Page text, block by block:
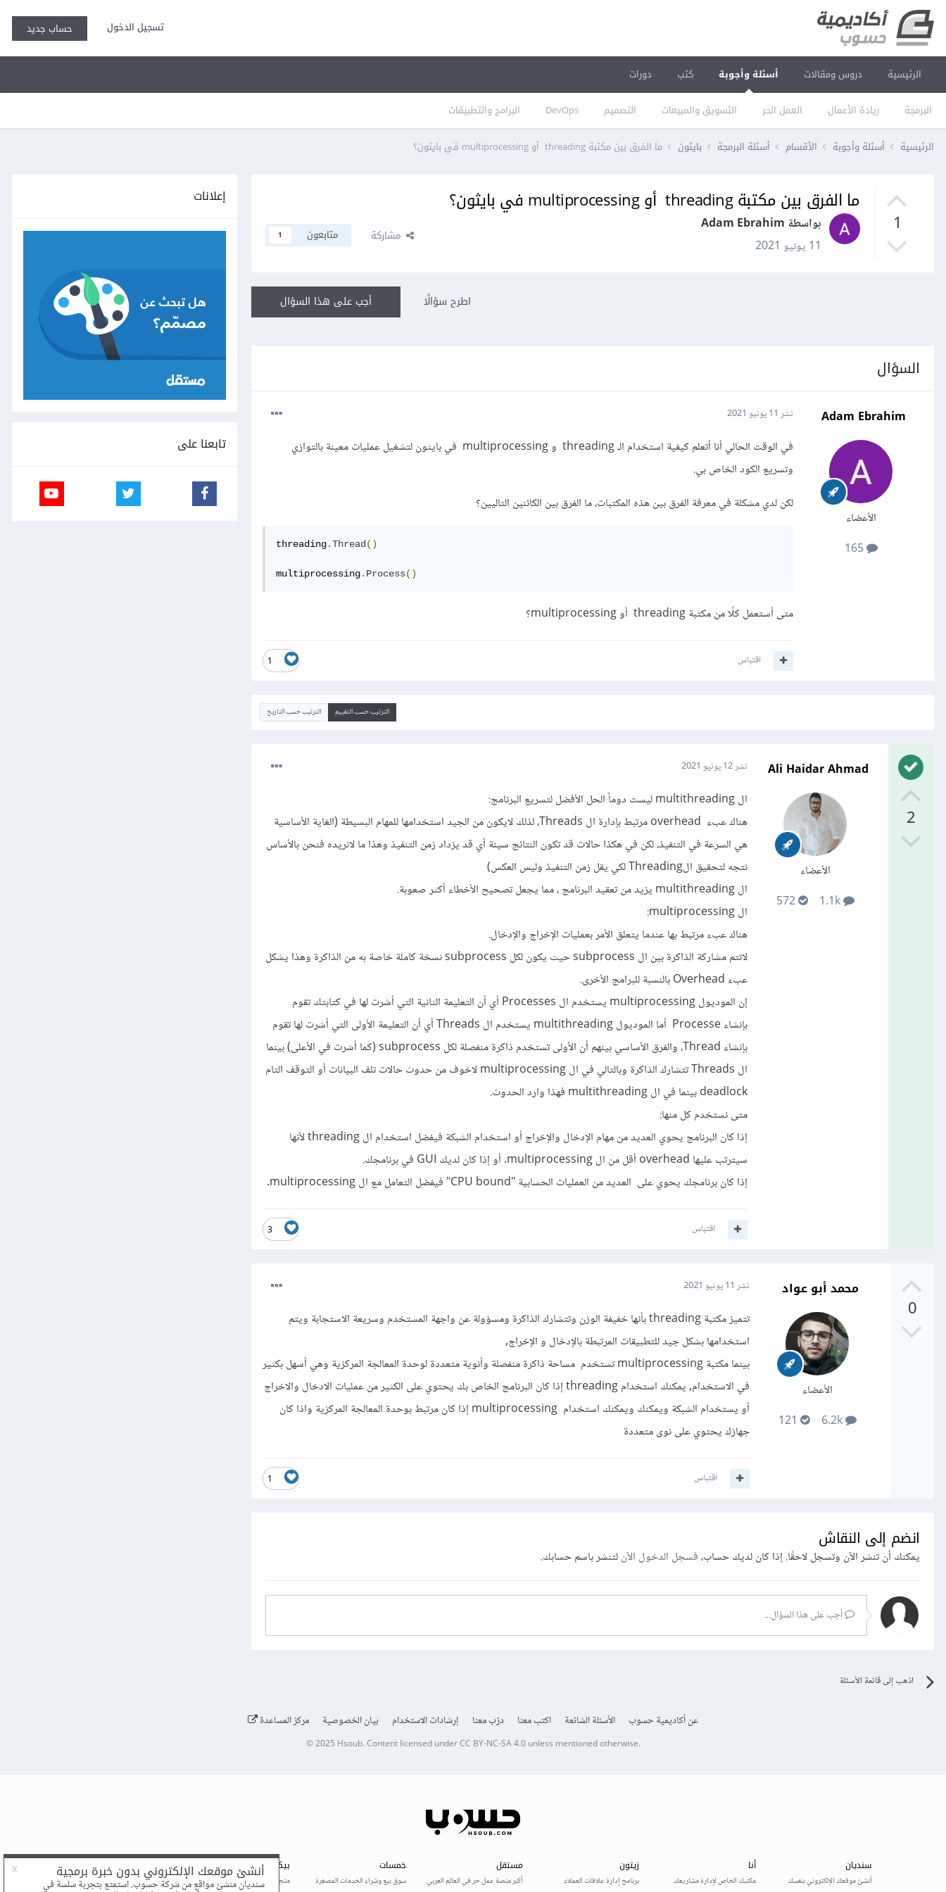
تسجيل الدخول حساب جديد
الرئيسية دروس ومقالات أسئلة وأجوبة
البرمجة ريادة الأعمال العمل الحر التسويق والمبيعات التصميم DevOps البرامج والتطبيقات
كتب دورات
الرئيسية أسئلة وأجوبة الأقسام أسئلة البرمجة بايثون ما الفرق بين مكتبة threading أو multiprocessing في بايثون؟
1
ما الفرق بين مكتبة threading أو multiprocessing في بايثون؟
بواسطة Adam Ebrahim
11 يونيو 2021
مشاركة متابعون 1
أجب على هذا السؤال اطرح سؤالًا
السؤال
Adam Ebrahim
الأعضاء
165
نشر 11 يونيو 2021
في الوقت الحالي أنا أتعلم كيفية استخدام الـ threading و multiprocessing في بايثون لتشغيل عمليات معينة بالتوازي
وتسريع الكود الخاص بي.
لكن لدي مشكلة في معرفة الفرق بين هذه المكتبات، ما الفرق بين الكائنين التاليين؟
threading.Thread ()
multiprocessing. Process()
متى أستعمل كلًا من مكتبة threading أو multiprocessing؟
1 اقتباس
الترتيب حسب التقييم الترتيب حسب التاريخ
2
Ali Haidar Ahmad
الأعضاء
1.1k
572
نشر12 يونيو 2021
ال multithreading ليست دوماً الحل الأفضل لتسريع البرنامج:
هناك عبء overhead مرتبط بإدارة ال Threads، لذلك لايكون من الجيد استخدامها للمهام البسيطة (الغاية الأساسية
هي السرعة في التنفيذ، لكن في هكذا حالات قد تكون النتائج سيئة أي قد يزداد زمن التنفيذ وهذا ما لانريده فنحن بالأساس
نتجه لتحقيق الThreading لكي يقل زمن التنفيذ وليس العكس)
ال multithreading يزيد من تعقيد البرنامج ، مما يجعل تصحيح الأخطاء أكثر صعوبة.
ال multiprocessing:
هناك عبء مرتبط بها عندما يتعلق الأمر بعمليات الإخراج والإدخال.
لاتتم مشاركة الذاكرة بين ال subprocess حيث يكون لكل subprocess نسخة كاملة خاصة به من الذاكرة وهذا يشكل
عبء Overhead بالنسبة للبرامج الأخرى.
إن الموديول multiprocessing يستخدم ال Processes أي أن التعليمة الثانية التي أشرت لها في كتابتك تقوم
بإنشاء Processe أما الموديول multithreading يستخدم ال Threads أي أن التعليمة الأولى التي أشرت لها تقوم
بإنشاء Thread، والفرق الأساسي بينهم أن الأولى تستخدم ذاكرة منفصلة لكل subprocess (كما أشرت في الأعلى) بينما
ال Threads تتشارك الذاكرة وبالتالي في ال multiprocessing لاخوف من حدوث حالات تلف البيانات أو التوقف التام
deadlock بينما في ال multithreading فهذا وارد الحدوث.
متى نستخدم كل منها:
إذا كان البرنامج يحوي العديد من مهام الإدخال والإخراج أو استخدام الشبكة فيفضل استخدام ال threading لأنها
سيترتب عليها overhead أقل من ال multiprocessing. أو إذا كان لديك GUI في برنامجك.
إذا كان برنامجك يحوي على العديد من العمليات الحسابية "CPU bound" فيفضل التعامل مع ال multiprocessing.
3 اقتباس
0
محمد أبو عواد
الأعضاء
6.2k
نشر 11 يونيو 2021
تتميز مكتبة threading بأنها خفيفة الوزن وتتشارك الذاكرة ومسؤولة عن واجهة المستخدم وسريعة الاستجابة ويتم
استخدامها بشكل جيد للتطبيقات المرتبطة بالإدخال و الإخراج,
بينما مكتبة multiprocessing تستخدم مساحة ذاكرة منفصلة وأنوية متعددة لوحدة المعالجة المركزية وهي أسهل بكثير
في الاستخدام, يمكنك استخدام threading إذا كان البرنامج الخاص بك يحتوي على الكثير من عمليات الادخال والاخراج
أو يستخدام الشبكة ويمكنك ويمكنك استخدام multiprocessing إذا كان مرتبط بوحدة المعالجة المركزية واذا كان
جهازك يحتوي على نوى متعددة
1 اقتباس
انضم إلى النقاش
يمكنك أن تنشر الآن وتسجل لاحقًا. إذا كان لديك حساب،فسجل الدخول الآنلتنشر باسم حسابك.
أجب على هذا السؤال...
اذهب إلى قائمة الأسئلة
إعلانات
تابعنا على
عن أكاديمية حسوب الأسئلة الشائعة اكتب معنا درّب معنا إرشادات الاستخدام بيان الخصوصية مركز المساعدة
© 2025 Hsoub.Content licensed underCC BY-NC-SA 4.0unless mentioned otherwise.